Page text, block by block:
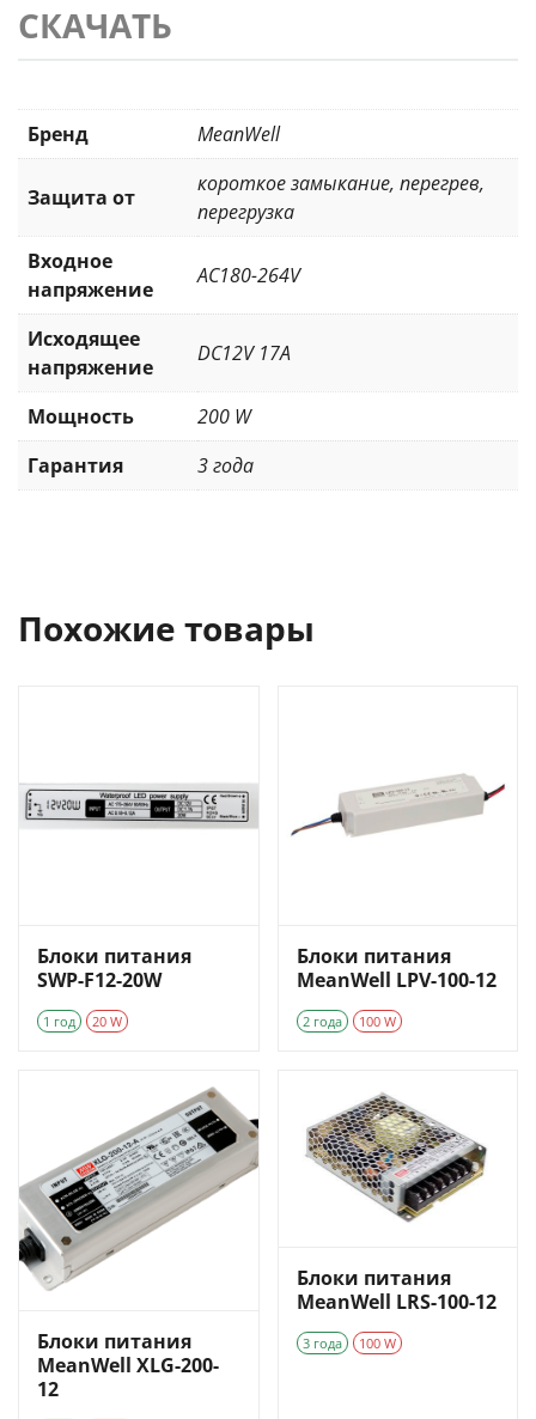
СКАЧАТЬ
Бренд MeanWell
Защита от
короткое замыкание, перегрев,
перегрузка
Входное
напряжение
AC180-264V
Исходящее
напряжение
DC12V 17A
Мощность
200 W
Гарантия
3 года
Похожие товары
Блоки питания
SWP-F12-20W
1 год 20 W
Блоки питания
MeanWell LPV-100-12
2 года 100 W
Блоки питания
MeanWell XLG-200-
12
Блоки питания
MeanWell LRS-100-12
3 года 100 W